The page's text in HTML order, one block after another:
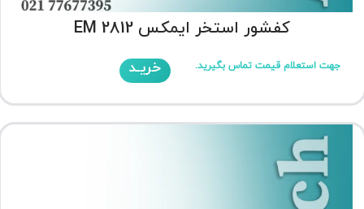
کفشور استخر ایمکس EM 2812
جهت استعلام قیمت تماس بگیرید. خریـد